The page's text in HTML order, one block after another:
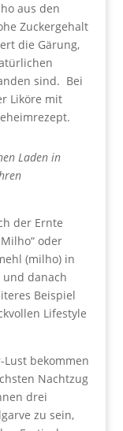
aus den
Zuckergehalt
die Gärung,
sind. Bei
Liköre mit
Laden in
der Ernte
oder
(milho) in
und danach
Beispiel
Lifestyle
bekommen
Nachtzug
drei
zu sein,